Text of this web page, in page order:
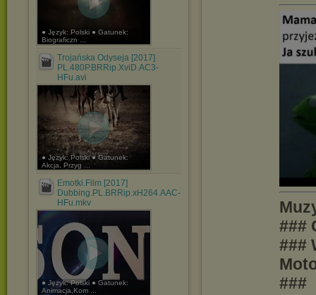
● Język: Polski ● Gatunek:
Biograficzn ...
Trojańska Odyseja [2017]
PL.480P.BRRip.XviD.AC3-
HFu.avi
● Język: Polski ● Gatunek:
Akcja, Przyg ...
Emotki.Film [2017]
Dubbing.PL.BRRip.xH264.AAC-
HFu.mkv
● Język: Polski ● Gatunek:
Animacja,Kom ...
###
###
###